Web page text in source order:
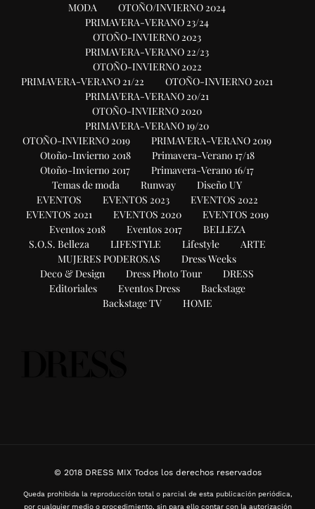
MODA
OTOÑO/INVIERNO 2024
PRIMAVERA-VERANO 23/24
OTOÑO-INVIERNO 2023
PRIMAVERA-VERANO 22/23
OTOÑO-INVIERNO 2022
PRIMAVERA-VERANO 21/22
OTOÑO-INVIERNO 2021
PRIMAVERA-VERANO 20/21
OTOÑO-INVIERNO 2020
PRIMAVERA-VERANO 19/20
OTOÑO-INVIERNO 2019
PRIMAVERA-VERANO 2019
Otoño-Invierno 2018
Primavera-Verano 17/18
Otoño-Invierno 2017
Primavera-Verano 16/17
Temas de moda
Runway
Diseño UY
EVENTOS
EVENTOS 2023
EVENTOS 2022
EVENTOS 2021
EVENTOS 2020
EVENTOS 2019
Eventos 2018
Eventos 2017
BELLEZA
S.O.S. Belleza
LIFESTYLE Lifestyle
ARTE
MUJERES PODEROSAS
Dress Weeks
Deco & Design
Dress Photo Tour
DRESS
Editoriales
Eventos Dress
Backstage
Backstage TV
HOME
© 2018 DRESS MIX Todos los derechos reservados
Queda prohibida la reproducción total o parcial de esta publicación periódica,
por cualquier medio o procedimiento, sin para ello contar con la autorización